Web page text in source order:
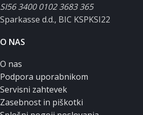
SI56 3400 0102 3683 365
Sparkasse d.d., BIC KSPKSI22
O NAS
O nas
Podpora uporabnikom
Servisni zahtevek
Zasebnost in piškotki